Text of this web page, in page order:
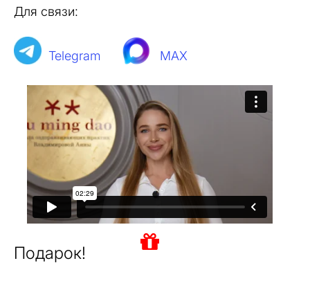
Для связи:
Telegram MAX
Подарок!